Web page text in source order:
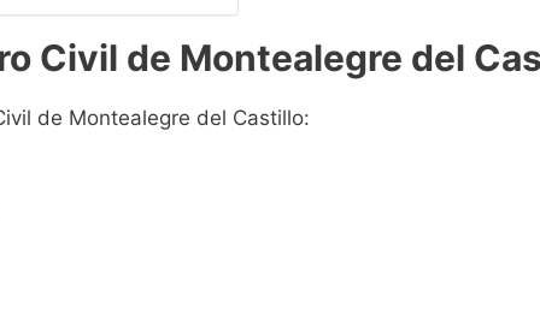
Civil de Montealegre del
de Montealegre del Castillo: